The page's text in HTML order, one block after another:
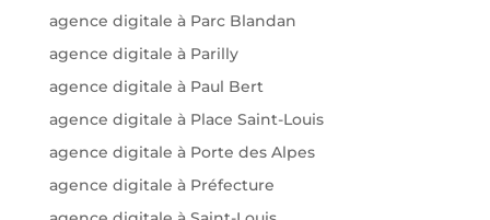
agence digitale à Parc Blandan
agence digitale à Parilly
agence digitale à Paul Bert
agence digitale à Place Saint-Louis
agence digitale à Porte des Alpes
agence digitale à Préfecture